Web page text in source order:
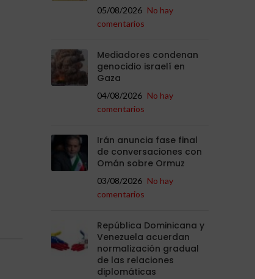
05/08/2026 No hay
comentarios
Mediadores condenan
genocidio israelí en
Gaza
04/08/2026 No hay
comentarios
Irán anuncia fase final
de conversaciones con
Omán sobre Ormuz
03/08/2026 No hay
comentarios
República Dominicana y
Venezuela acuerdan
normalización gradual
de las relaciones
diplomáticas